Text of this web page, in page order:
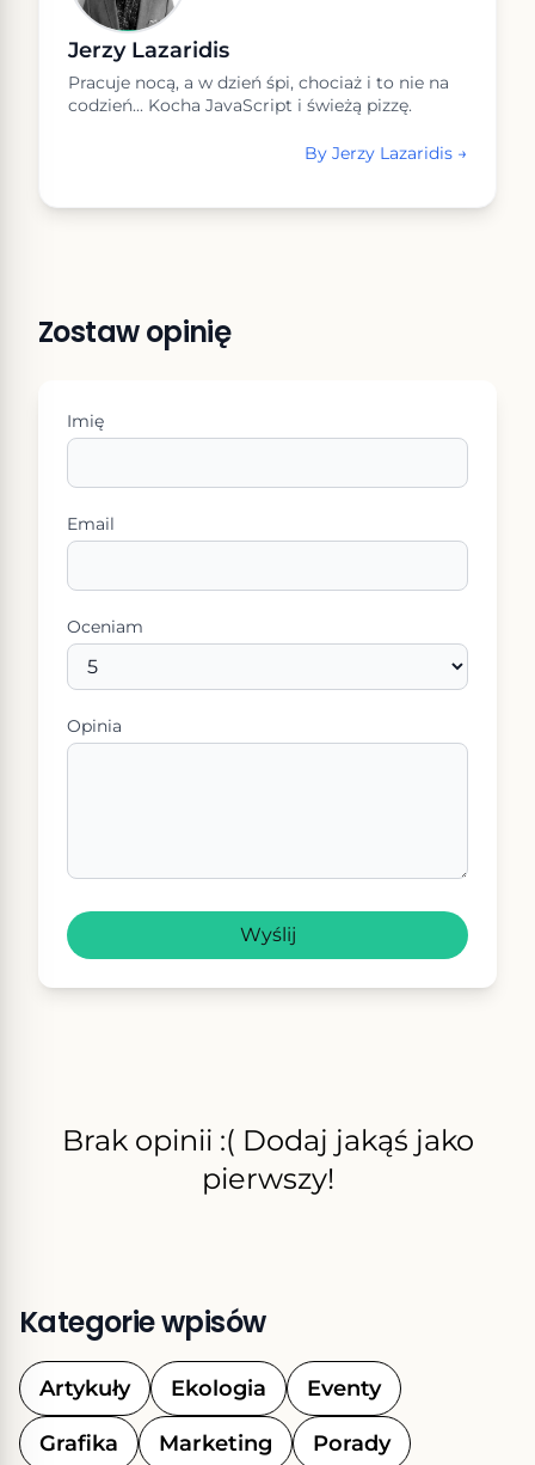
Jerzy Lazaridis
Pracuje nocą, a w dzień śpi, chociaż i to nie na
codzień... Kocha JavaScript i świeżą pizzę.
By Jerzy Lazaridis →
Zostaw opinię
Imię
Email
Oceniam
Opinia
Wyślij
Brak opinii :( Dodaj jakąś jako
pierwszy!
Kategorie wpisów
Artykuły Ekologia Eventy
Grafika Marketing Porady